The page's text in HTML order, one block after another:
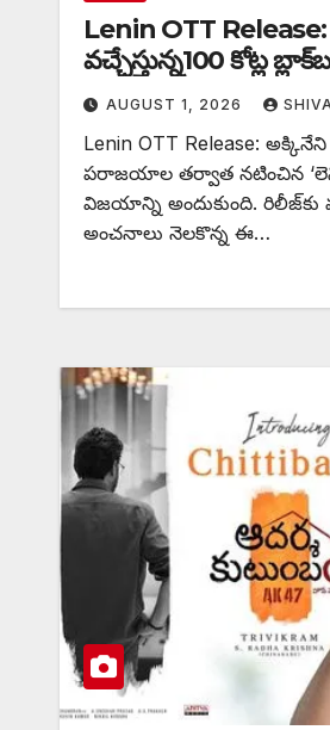
Lenin OTT Release:
వచ్చేస్తున్న100 కోట్ల
AUGUST 1, 2026
Lenin OTT Release:
పరాజయాల తర్వాత నటించిన
విజయాన్ని అందుకుంది.
అంచనాలు నెలకొన్న ఈ…